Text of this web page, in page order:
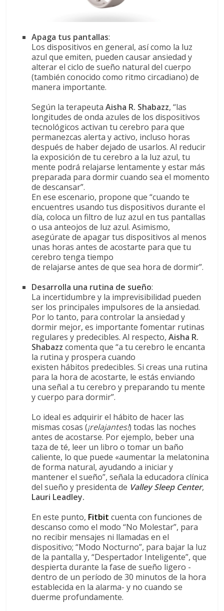
Apaga tus pantallas:
Los dispositivos en general, así como la luz
azul que emiten, pueden causar ansiedad y
alterar el ciclo de sueño natural del cuerpo
(también conocido como ritmo circadiano) de
manera importante.
Según la terapeutaAisha R. Shabazz, “las
longitudes de onda azules de los dispositivos
tecnológicos activan tu cerebro para que
permanezcas alerta y activo, incluso horas
después de haber dejado de usarlos. Al reducir
la exposición de tu cerebro a la luz azul, tu
mente podrá relajarse lentamente y estar más
preparada para dormir cuando sea el momento
de descansar”.
En ese escenario, propone que “cuando te
encuentres usando tus dispositivos durante el
día, coloca un filtro de luz azul en tus pantallas
o usa anteojos de luz azul. Asimismo,
asegúrate de apagar tus dispositivos al menos
unas horas antes de acostarte para que tu
cerebro tenga tiempo
de relajarse antes de que sea hora de dormir”.
Desarrolla una rutina de sueño:
La incertidumbre y la imprevisibilidad pueden
ser los principales impulsores de la ansiedad.
Por lo tanto, para controlar la ansiedad y
dormir mejor, es importante fomentar rutinas
regulares y predecibles. Al respecto,Aisha R.
Shabazz comenta que “a tu cerebro le encanta
la rutina y prospera cuando
existen hábitos predecibles. Si creas una rutina
para la hora de acostarte, le estás enviando
una señal a tu cerebro y preparando tu mente
y cuerpo para dormir”.
Lo ideal es adquirir el hábito de hacer las
mismas cosas (¡relajantes!) todas las noches
antes de acostarse. Por ejemplo, beber una
taza de té, leer un libro o tomar un baño
caliente, lo que puede «aumentar la melatonina
de forma natural, ayudando a iniciar y
mantener el sueño”, señala la educadora clínica
del sueño y presidenta de Valley Sleep Center,
Lauri Leadley.
En este punto, Fitbit cuenta con funciones de
descanso como el modo “No Molestar”, para
no recibir mensajes ni llamadas en el
dispositivo; “Modo Nocturno”, para bajar la luz
de la pantalla y, “Despertador Inteligente”, que
despierta durante la fase de sueño ligero -
dentro de un período de 30 minutos de la hora
establecida en la alarma- y no cuando se
duerme profundamente.